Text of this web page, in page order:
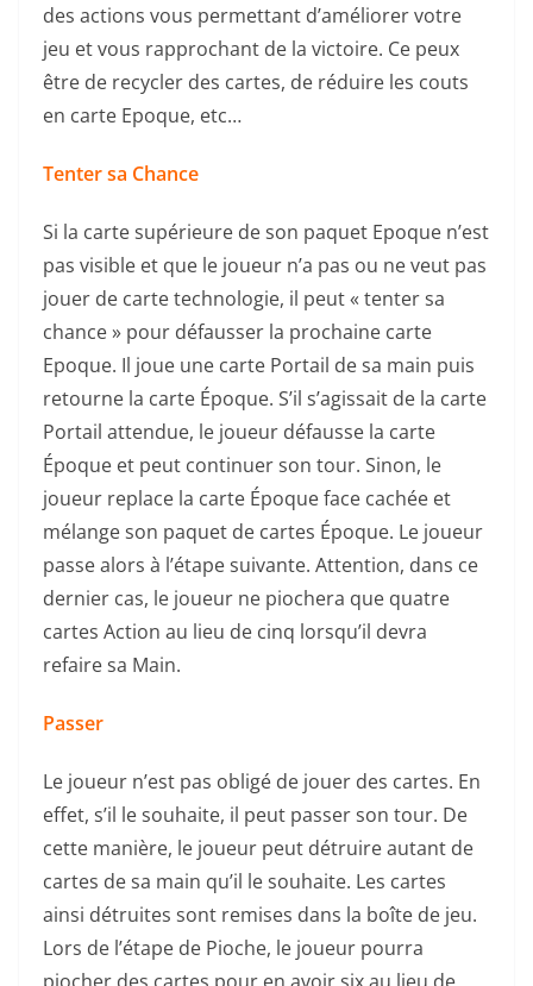
des actions vous permettant d’améliorer votre
jeu et vous rapprochant de la victoire. Ce peux
être de recycler des cartes, de réduire les couts
en carte Epoque, etc…
Tenter sa Chance
Si la carte supérieure de son paquet Epoque n’est
pas visible et que le joueur n’a pas ou ne veut pas
jouer de carte technologie, il peut « tenter sa
chance » pour défausser la prochaine carte
Epoque. Il joue une carte Portail de sa main puis
retourne la carte Époque. S’il s’agissait de la carte
Portail attendue, le joueur défausse la carte
Époque et peut continuer son tour. Sinon, le
joueur replace la carte Époque face cachée et
mélange son paquet de cartes Époque. Le joueur
passe alors à l’étape suivante. Attention, dans ce
dernier cas, le joueur ne piochera que quatre
cartes Action au lieu de cinq lorsqu’il devra
refaire sa Main.
Passer
Le joueur n’est pas obligé de jouer des cartes. En
effet, s’il le souhaite, il peut passer son tour. De
cette manière, le joueur peut détruire autant de
cartes de sa main qu’il le souhaite. Les cartes
ainsi détruites sont remises dans la boîte de jeu.
Lors de l’étape de Pioche, le joueur pourra